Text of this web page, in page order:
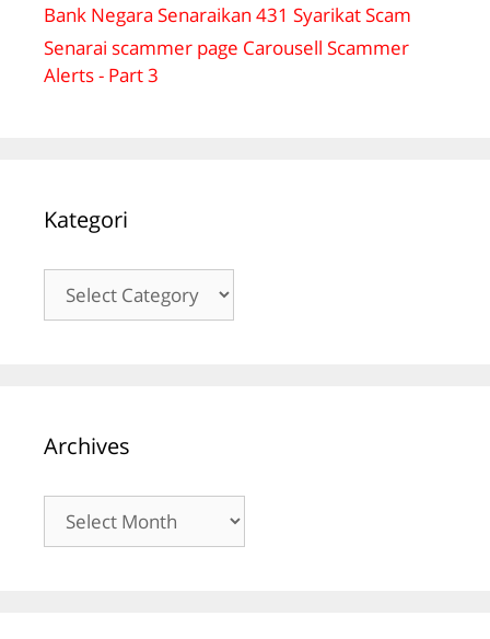
Bank Negara Senaraikan 431 Syarikat Scam
Senarai scammer page Carousell Scammer
Alerts - Part 3
Kategori
Kategori
Archives
Archives